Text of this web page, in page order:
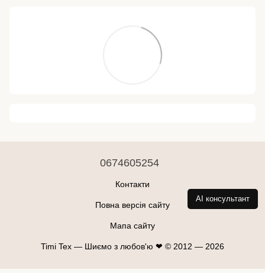
0674605254
Контакти
Повна версія сайту
Мапа сайту
Timi Tex — Шиємо з любов'ю ❤ © 2012 — 2026
AI консультант